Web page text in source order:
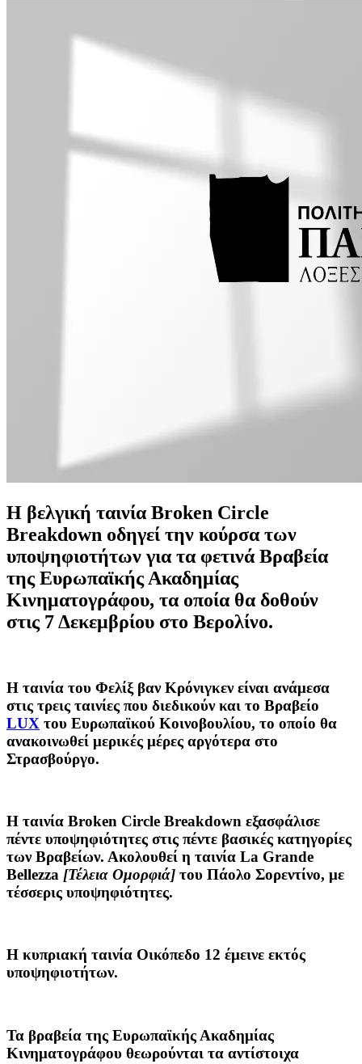
Η βελγική ταινία Broken Circle
Breakdown οδηγεί την κούρσα των
υποψηφιοτήτων για τα φετινά Βραβεία
της Ευρωπαϊκής Ακαδημίας
Κινηματογράφου, τα οποία θα δοθούν
στις 7 Δεκεμβρίου στο Βερολίνο.
Η ταινία του Φελίξ βαν Κρόνιγκεν είναι ανάμεσα
στις τρεις ταινίες που διεδικούν και το Βραβείο
LUX του Ευρωπαϊκού Κοινοβουλίου, το οποίο θα
ανακοινωθεί μερικές μέρες αργότερα στο
Στρασβούργο.
Η ταινία Broken Circle Breakdown εξασφάλισε
πέντε υποψηφιότητες στις πέντε βασικές κατηγορίες
των Βραβείων. Ακολουθεί η ταινία La Grande
Bellezza [Τέλεια Ομορφιά] του Πάολο Σορεντίνο, με
τέσσερις υποψηφιότητες.
H κυπριακή ταινία Οικόπεδο 12 έμεινε εκτός
υποψηφιοτήτων.
Τα βραβεία της Ευρωπαϊκής Ακαδημίας
Κινηματογράφου θεωρούνται τα αντίστοιχα